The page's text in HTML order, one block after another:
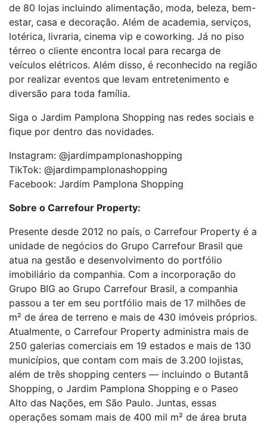
de 80 lojas incluindo alimentação, moda, beleza, bem-
estar, casa e decoração. Além de academia, serviços,
lotérica, livraria, cinema vip e coworking. Já no piso
térreo o cliente encontra local para recarga de
veículos elétricos. Além disso, é reconhecido na região
por realizar eventos que levam entretenimento e
diversão para toda família.
Siga o Jardim Pamplona Shopping nas redes sociais e
fique por dentro das novidades.
Instagram: @jardimpamplonashopping
TikTok: @jardimpamplonashopping
Facebook: Jardim Pamplona Shopping
Sobre o Carrefour Property:
Presente desde 2012 no país, o Carrefour Property é a
unidade de negócios do Grupo Carrefour Brasil que
atua na gestão e desenvolvimento do portfólio
imobiliário da companhia. Com a incorporação do
Grupo BIG ao Grupo Carrefour Brasil, a companhia
passou a ter em seu portfólio mais de 17 milhões de
m² de área de terreno e mais de 430 imóveis próprios.
Atualmente, o Carrefour Property administra mais de
250 galerias comerciais em 19 estados e mais de 130
municípios, que contam com mais de 3.200 lojistas,
além de três shopping centers — incluindo o Butantã
Shopping, o Jardim Pamplona Shopping e o Paseo
Alto das Nações, em São Paulo. Juntas, essas
operações somam mais de 400 mil m² de área bruta